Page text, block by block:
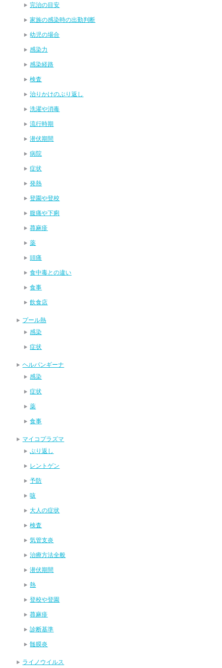
完治の目安
家族の感染時の出勤判断
幼児の場合
感染力
感染経路
検査
治りかけのぶり返し
洗濯や消毒
流行時期
潜伏期間
病院
症状
発熱
登園や登校
腹痛や下痢
蕁麻疹
薬
頭痛
食中毒との違い
食事
飲食店
プール熱
感染
症状
ヘルパンギーナ
感染
症状
薬
食事
マイコプラズマ
ぶり返し
レントゲン
予防
咳
大人の症状
検査
気管支炎
治療方法全般
潜伏期間
熱
登校や登園
蕁麻疹
診断基準
髄膜炎
ライノウイルス